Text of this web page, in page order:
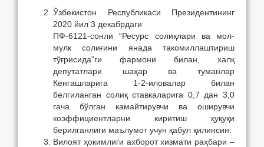
Ўзбекистон Республикаси Президентининг
2020 йил 3 декабрдаги
ПФ-6121-сонли “Ресурс солиқлари ва мол-
мулк солиғини янада такомиллаштириш
тўғрисида”ги фармони билан, халқ
депутатлари шаҳар ва туманлар
Кенгашларига 1-2-иловалар билан
белгиланган солиқ ставкаларига 0,7 дан 3,0
гача бўлган камайтирувчи ва оширувчи
коэффициентларни киритиш ҳуқуқи
берилганлиги маълумот учун қабул қилинсин.
Вилоят ҳокимлиги ахборот хизмати раҳбари –